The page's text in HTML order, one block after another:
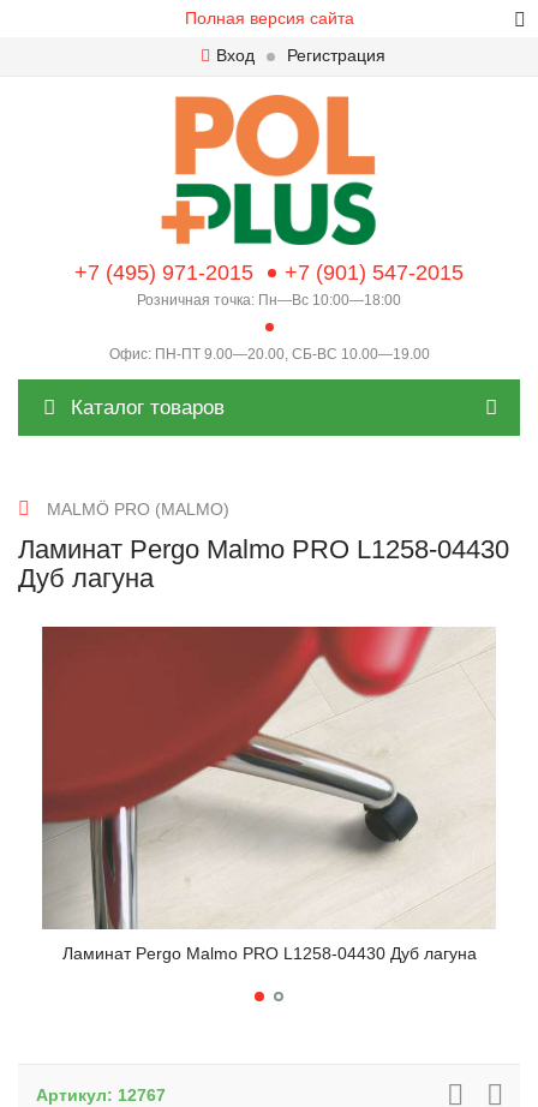
Полная версия сайта
Вход
Регистрация
+7 (495) 971-2015 +7 (901) 547-2015
Розничная точка: Пн—Вс 10:00—18:00
Офис: ПН-ПТ 9.00—20.00, СБ-ВС 10.00—19.00
Каталог товаров
MALMÖ PRO (MALMO)
Ламинат Pergo Malmo PRO L1258-04430
Дуб лагуна
Ламинат Pergo Malmo PRO L1258-04430 Дуб лагуна
Артикул: 12767